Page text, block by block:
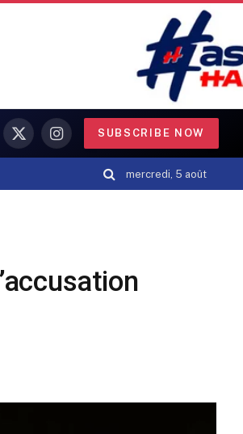
X
(Twitter)
Instagram
SUBSCRIBE NOW
mercredi, 5 août